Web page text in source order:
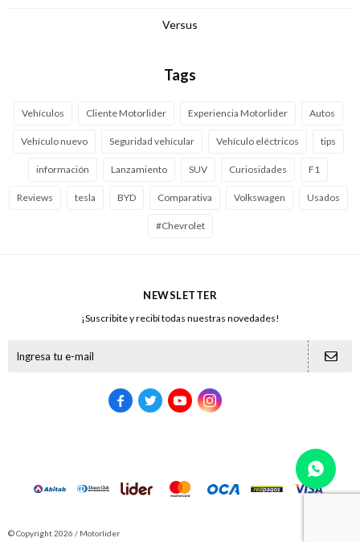
Versus
Tags
Vehículos Cliente Motorlider Experiencia Motorlider Autos
Vehículo nuevo Seguridad vehícular Vehículo eléctricos tips
información Lanzamiento SUV Curiosidades F1
Reviews tesla BYD Comparativa Volkswagen Usados
#Chevrolet
NEWSLETTER
¡Suscribite y recibí todas nuestras novedades!
   
© Copyright 2026 / Motorlider